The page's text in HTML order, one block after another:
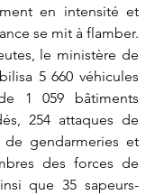
en intensité et
se mit à flamber.
le ministère de
5 660 véhicules
1 059 bâtiments
254 attaques de
de gendarmeries et
des forces de
que 35 sapeurs-